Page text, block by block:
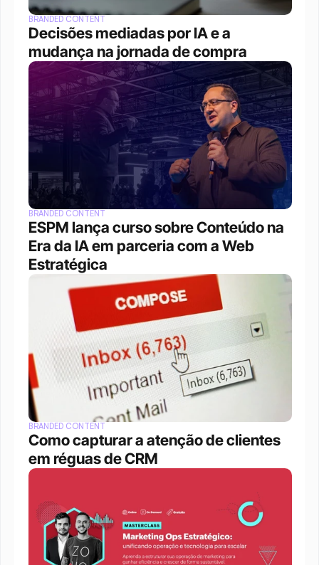
BRANDED CONTENT
Decisões mediadas por IA e a
mudança na jornada de compra
BRANDED CONTENT
ESPM lança curso sobre Conteúdo na
Era da IA em parceria com a Web
Estratégica
BRANDED CONTENT
Como capturar a atenção de clientes
em réguas de CRM